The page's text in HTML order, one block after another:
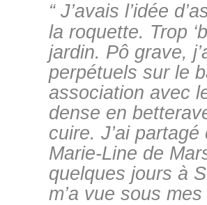
“ J’avais l’idée
la roquette. Trop
jardin. Pô grave,
perpétuels sur le
association avec
dense en
cuire. J’ai
Marie-Line de
quelques jours à
m’a vue sous